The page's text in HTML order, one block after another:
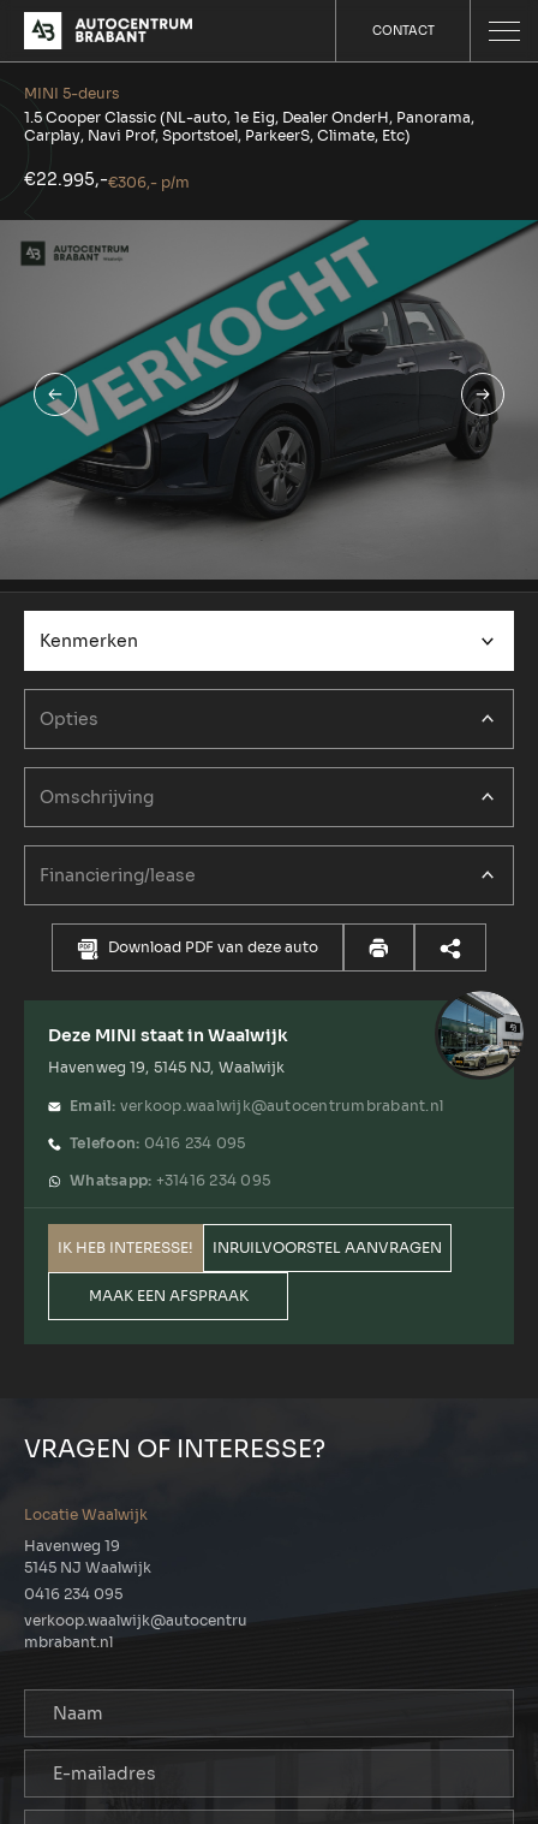
CONTACT
MINI 5-deurs
1.5 Cooper Classic (NL-auto, 1e Eig, Dealer OnderH, Panorama,
Carplay, Navi Prof, Sportstoel, ParkeerS, Climate, Etc)
€22.995,-€306,- p/m
Kenmerken
Opties
Omschrijving
Financiering/lease
Download PDF van deze auto
Deze MINI staat in Waalwijk
Havenweg 19, 5145 NJ, Waalwijk
Email: verkoop.waalwijk@autocentrumbrabant.nl
Telefoon: 0416 234 095
Whatsapp: +31416 234 095
IK HEB INTERESSE! INRUILVOORSTEL AANVRAGEN
MAAK EEN AFSPRAAK
VRAGEN OF INTERESSE?
Locatie Waalwijk
Havenweg 19
5145 NJ Waalwijk
0416 234 095
verkoop.waalwijk@autocentru
mbrabant.nl